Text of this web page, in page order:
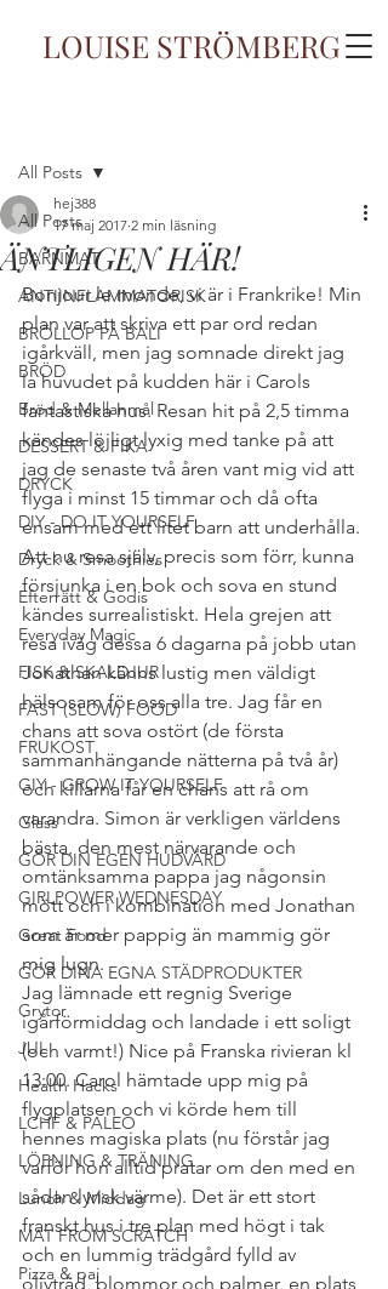
LOUISE STRÖMBERG
All Posts
BARNMAT
ANTIINFLAMMATORISK
BRÖLLOP PÅ BALI
BRÖD
Bröd & Mellanmål
DESSERT & FIKA
DRYCK
DIY - DO IT YOURSELF
Dryck & Smoothies
Efterrätt & Godis
Everyday Magic
FISK & SKALDJUR
FAST (SLOW) FOOD
FRUKOST
GIY - GROW IT YOURSELF
Glass
GÖR DIN EGEN HUDVÅRD
GIRLPOWER WEDNESDAY
Great Food
GÖR DINA EGNA STÄDPRODUKTER
Grytor
JUL
Health Hacks
LCHF & PALEO
LÖPNING & TRÄNING
Lunch & Middag
MAT FROM SCRATCH
Pizza & paj
All Posts
ÄNTLIGEN HÄR!
hej388
17 maj 2017 2 min läsning
Bonjour le monde, vi är i Frankrike! Min
plan var att skriva ett par ord redan
igårkväll, men jag somnade direkt jag
la huvudet på kudden här i Carols
fantastiska hus. Resan hit på 2,5 timma
kändes löjligt lyxig med tanke på att
jag de senaste två åren vant mig vid att
flyga i minst 15 timmar och då ofta
ensam med ett litet barn att underhålla.
Att nu resa själv, precis som förr, kunna
försjunka i en bok och sova en stund
kändes surrealistiskt. Hela grejen att
resa iväg dessa 6 dagarna på jobb utan
Jonathan känns lustig men väldigt
hälsosam för oss alla tre. Jag får en
chans att sova ostört (de första
sammanhängande nätterna på två år)
och killarna får en chans att rå om
varandra. Simon är verkligen världens
bästa, den mest närvarande och
omtänksamma pappa jag någonsin
mött och i kombination med Jonathan
som är mer pappig än mammig gör
mig lugn.
Jag lämnade ett regnig Sverige
igårförmiddag och landade i ett soligt
(och varmt!) Nice på Franska rivieran kl
13:00. Carol hämtade upp mig på
flygplatsen och vi körde hem till
hennes magiska plats (nu förstår jag
varför hon alltid pratar om den med en
sådan lyrisk värme). Det är ett stort
franskt hus i tre plan med högt i tak
och en lummig trädgård fylld av
olivträd, blommor och palmer, en plats